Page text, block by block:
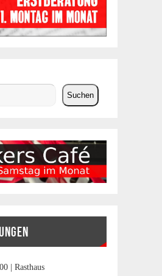
Suchen
| Rasthaus